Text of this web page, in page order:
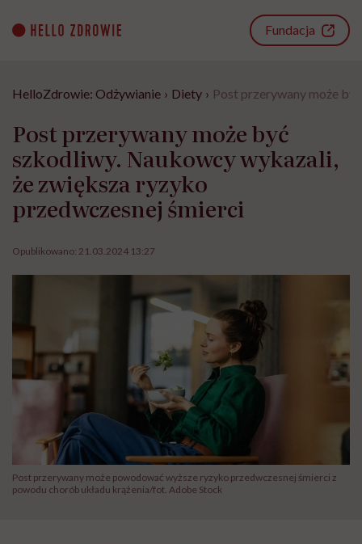
content
Fundacja
HelloZdrowie: Odżywianie › Diety › Post przerywany może
Post przerywany może być
szkodliwy. Naukowcy wykazali,
że zwiększa ryzyko
przedwczesnej śmierci
Opublikowano: 21.03.2024 13:27
Post przerywany może powodować wyższe ryzyko przedwczesnej śmierci z
powodu chorób układu krążenia/fot. Adobe Stock